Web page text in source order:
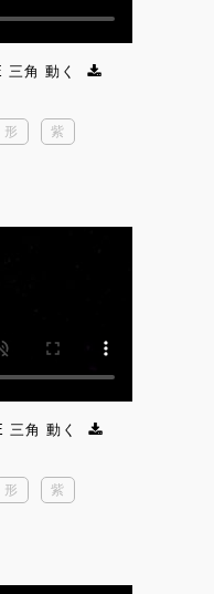
三角 動く
形 紫
三角 動く
形 紫